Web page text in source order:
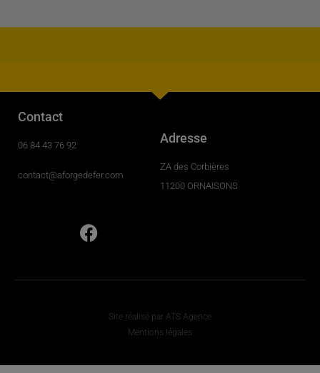
Contact
06 84 43 76 92
contact@aforgedefer.com
Adresse
ZA des Corbières
11200 ORNAISONS
Site réalisé par ATS Agence
Mentions légales